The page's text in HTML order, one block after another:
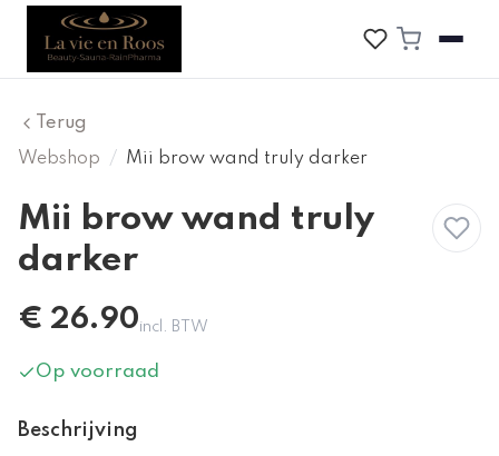
Terug
Webshop
/ Mii brow wand truly darker
Mii brow wand truly
darker
€ 26.90incl. BTW
Op voorraad
Beschrijving